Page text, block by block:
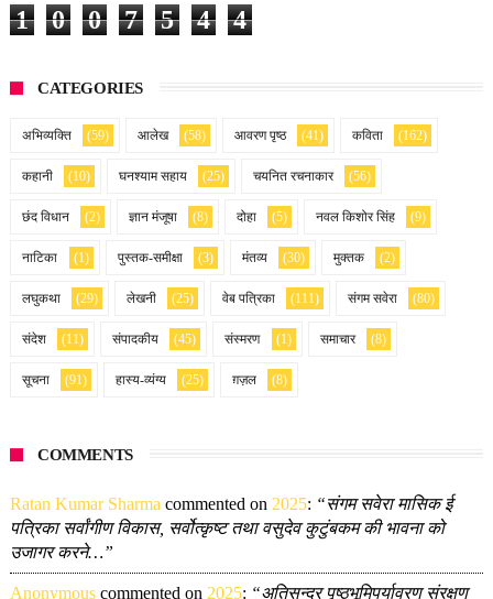
1 0 0 7 5 4 4
CATEGORIES
अभिव्यक्ति (59) आलेख (58) आवरण पृष्ठ (41) कविता (162)
कहानी (10) घनश्याम सहाय (25) चयनित रचनाकार (56)
छंद विधान (2) ज्ञान मंजूषा (8) दोहा (5) नवल किशोर सिंह (9)
नाटिका (1) पुस्तक-समीक्षा (3) मंतव्य (30) मुक्तक (2)
लघुकथा (29) लेखनी (25) वेब पत्रिका (111) संगम सवेरा (80)
संदेश (11) संपादकीय (45) संस्मरण (1) समाचार (8)
सूचना (91) हास्य-व्यंग्य (25) ग़ज़ल (8)
COMMENTS
Ratan Kumar Sharma commented on 2025: “संगम सवेरा मासिक ई
पत्रिका सर्वांगीण विकास, सर्वोत्कृष्ट तथा वसुदेव कुटुंबकम की भावना को
उजागर करने…”
Anonymouscommented on 2025: “अतिसुन्दर पृष्ठभूमिपर्यावरण संरक्षण